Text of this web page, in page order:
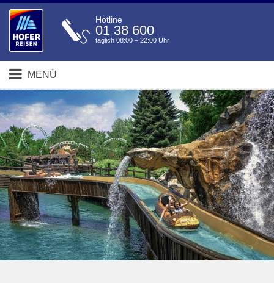
Hotline
01 38 600
täglich 08:00 – 22:00 Uhr
MENÜ